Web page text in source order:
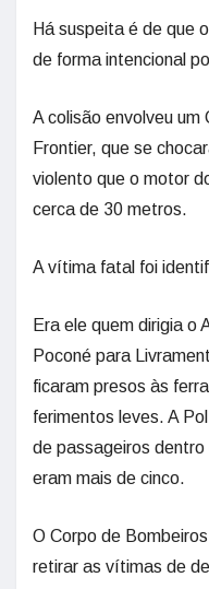
Há suspeita é de que
de forma intencional
A colisão envolveu
Frontier, que se
violento que o motor
cerca de 30 metros.
A vítima fatal foi
Era ele quem dirigia o
Poconé para
ficaram presos às
ferimentos leves. A
de passageiros
eram mais de cinco.
O Corpo de
retirar as vítimas de